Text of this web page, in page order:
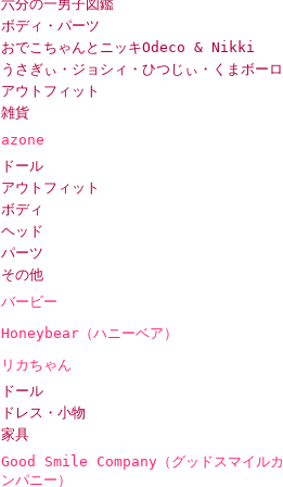
六分の一男子図鑑
ボディ・パーツ
おでこちゃんとニッキOdeco & Nikki
うさぎぃ・ジョシィ・ひつじぃ・くまボーロ
アウトフィット
雑貨
azone
ドール
アウトフィット
ボディ
ヘッド
パーツ
その他
バービー
Honeybear（ハニーベア）
リカちゃん
ドール
ドレス・小物
家具
Good Smile Company（グッドスマイルカ
ンパニー）